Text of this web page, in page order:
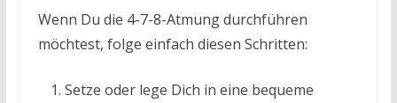
Wenn Du die 4-7-8-Atmung durchführen
möchtest, folge einfach diesen Schritten:
Setze oder lege Dich in eine bequeme